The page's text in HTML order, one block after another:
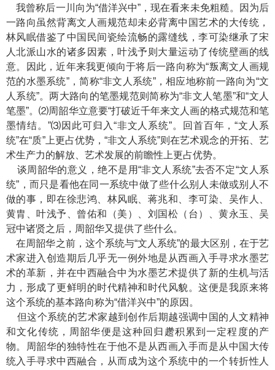
我曾称后一川向为“借洋兴中”，现在看来未免粗糙。因为后
一路向虽然背离文人画规范却未必背离中国艺术的大传统，
林风眠借鉴了中国民间瓷绘流畅的露缝线，李可染继承了宋
人北派山水的诸多因素，叶浅予则大量运动了传统壁画的线
意。因此，近年来我更倾向于将后一路向称为“叛离文人画规
范的水墨系统”，简称“非文人系统”，相应地称前一路向为“文
人系统”。两大路向的笔墨规范则简称为“非文人笔墨”和“文人
笔墨”。⑵周韶华立意要“打破近千年来文人画的格式规范和笔
墨情结。”⑶因此可归入“非文人系统”。回首百年，“文人系
统”在“质”上更占优势，“非文人系统”则在艺术观念的开拓、艺
术生产力的解放、艺术发展的前瞻性上更占优势。
谈周韶华的意义，绝不是用“非文人系统”去否不定“文人系
统”，而只是看他在同一系统中做了些什么别人未做或别人不
做的事，即在徐悲鸿、林风眠、蒋兆和、李可染、吴作人、
黄胄、叶浅予、曾佑和（美）、刘国松（台）、黄永玉、吴
冠中诸贤之后，周韶华又提供了些什么。
在周韶华之前，这个系统与“文人系统”的最大区别，在于艺
术家进入创造期后几乎无一例外地是从西画入手寻求水墨艺
术的革新，并在中西融合中为水墨艺术提供了新的生机与活
力，形成了更鲜明的时代精神和时代风貌。这便是我原来将
这个系统的基本路向称为“借洋兴中”的原因。
但这个系统的艺术家越到创作后期越强调中国的人文精神
和文化传统，周韶华便是这种回归趱积累到一定程度的产
物。周韶华的独特性在于他不是从西画入手而是从中国大传
统入手寻求中西融合，从而成为这个系统中的一个转折性人